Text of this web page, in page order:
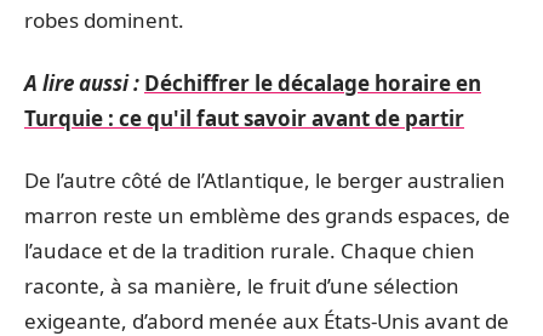
robes dominent.
A lire aussi : Déchiffrer le décalage horaire en
Turquie : ce qu'il faut savoir avant de partir
De l’autre côté de l’Atlantique, le berger australien
marron reste un emblème des grands espaces, de
l’audace et de la tradition rurale. Chaque chien
raconte, à sa manière, le fruit d’une sélection
exigeante, d’abord menée aux États-Unis avant de